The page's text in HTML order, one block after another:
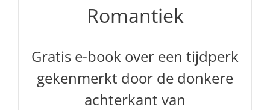
Romantiek
Gratis e-book over een tijdperk
gekenmerkt door de donkere
achterkant van